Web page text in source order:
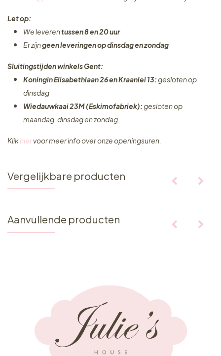
Let op:
We leverentussen 8 en 20 uur
Er zijngeen leveringenop dinsdag en zondag
Sluitingstijden winkels Gent:
Koningin Elisabethlaan 26 en Kraanlei 13:gesloten op
dinsdag
Wiedauwkaai 23M (Eskimofabriek):gesloten op
maandag, dinsdag en zondag
Klikhiervoor meer info over onze openingsuren.
Vergelijkbare producten
Aanvullende producten